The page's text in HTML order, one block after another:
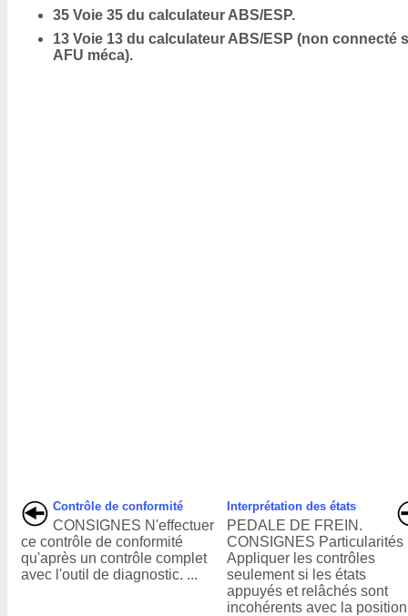
35 Voie 35 du calculateur ABS/ESP.
13 Voie 13 du calculateur ABS/ESP (non connecté
AFU méca).
Contrôle de conformité
CONSIGNES N'effectuer
ce contrôle de conformité
qu'après un contrôle complet
avec l'outil de diagnostic. ...
Interprétation des états
PEDALE DE FREIN.
CONSIGNES Particularités
Appliquer les contrôles
seulement si les états
appuyés et relâchés sont
incohérents avec la